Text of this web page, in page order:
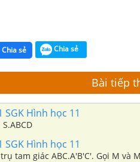
Chia sẻ Chia sẻ
Bài tiếp
Hình học 11
Hình học 11
tam giác ABC.A'B'C'. Gọi M và